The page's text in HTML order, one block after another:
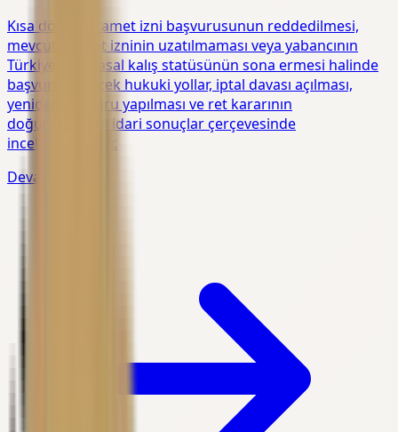
Kısa dönem ikamet izni başvurusunun reddedilmesi,
mevcut ikamet izninin uzatılmaması veya yabancının
Türkiye'deki yasal kalış statüsünün sona ermesi halinde
başvurulabilecek hukuki yollar, iptal davası açılması,
yeniden başvuru yapılması ve ret kararının
doğurabileceği idari sonuçlar çerçevesinde
incelenmektedir.
Devamını Oku